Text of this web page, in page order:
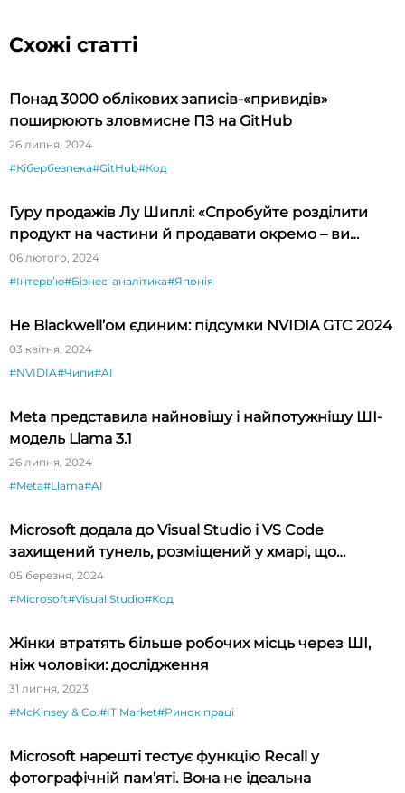
Схожі статті
Понад 3000 облікових записів-«привидів»
поширюють зловмисне ПЗ на GitHub
26 липня, 2024
#Кібербезпека#GitHub#Код
Гуру продажів Лу Шиплі: «Спробуйте розділити
продукт на частини й продавати окремо – ви
будете вражені»
06 лютого, 2024
#Інтервʼю#Бізнес-аналітика#Японія
Не Blackwell’ом єдиним: підсумки NVIDIA GTC 2024
03 квітня, 2024
#NVIDIA#Чипи#AI
Meta представила найновішу і найпотужнішу ШІ-
модель Llama 3.1
26 липня, 2024
#Meta#Llama#AI
Microsoft додала до Visual Studio і VS Code
захищений тунель, розміщений у хмарі, що
спрощує тестування API
05 березня, 2024
#Microsoft#Visual Studio#Код
Жінки втратять більше робочих місць через ШІ,
ніж чоловіки: дослідження
31 липня, 2023
#McKinsey & Co.#IT Market#Ринок праці
Microsoft нарешті тестує функцію Recall у
фотографічній пам’яті. Вона не ідеальна